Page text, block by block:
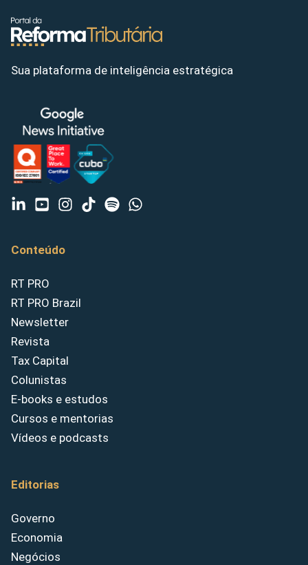
Sua plataforma de inteligência estratégica
Conteúdo
RT PRO
RT PRO Brazil
Newsletter
Revista
Tax Capital
Colunistas
E-books e estudos
Cursos e mentorias
Vídeos e podcasts
Editorias
Governo
Economia
Negócios